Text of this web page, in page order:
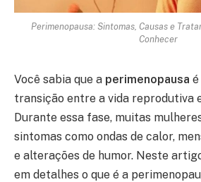
Perimenopausa: Sintomas, Causas e
Conhecer
Você sabia que a perimenopausa
transição entre a vida reprodutiva
Durante essa fase, muitas
sintomas como ondas de calor,
e alterações de humor. Neste
em detalhes o que é a